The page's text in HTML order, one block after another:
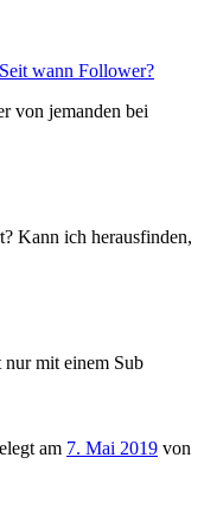
wann Follower?
von jemanden bei
Kann ich herausfinden,
mit einem Sub
am 7. Mai 2019 von